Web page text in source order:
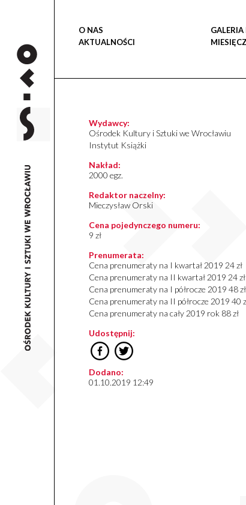
O NAS
AKTUALNOŚCI
GALERIA
Wydawcy:
Ośrodek Kultury i Sztuki we Wrocławiu
Instytut Książki
Nakład:
2000 egz.
Redaktor naczelny:
Mieczysław Orski
Cena pojedynczego numeru:
9 zł
Prenumerata:
Cena prenumeraty na I kwartał 2019 24 zł
Cena prenumeraty na II kwartał 2019 24 zł
Cena prenumeraty na I półrocze 2019 48 zł
Cena prenumeraty na II półrocze 2019 40
Cena prenumeraty na cały 2019 rok 88 zł
Udostępnij:
Dodano:
01.10.2019 12:49